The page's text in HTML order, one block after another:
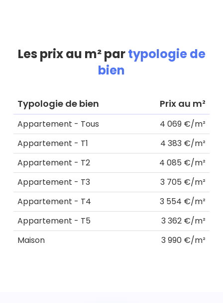
Les prix au m² partypologie de
bien
Typologie de bien Prix au m²
Appartement - Tous
4 069 €/m²
Appartement - T1
4 383 €/m²
Appartement - T2
4 085 €/m²
Appartement - T3
3 705 €/m²
Appartement - T4
3 554 €/m²
Appartement - T5
3 362 €/m²
Maison
3 990 €/m²